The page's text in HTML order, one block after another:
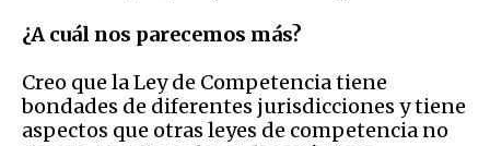
¿A cuál nos parecemos más?
Creo que la Ley de Competencia tiene
bondades de diferentes jurisdicciones y tiene
aspectos que otras leyes de competencia no